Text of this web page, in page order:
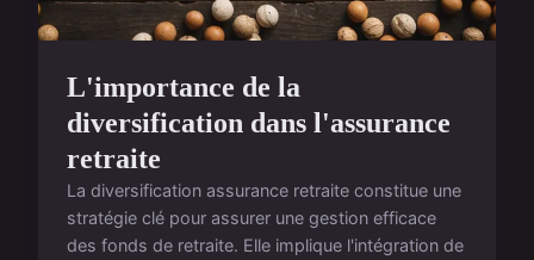
L'importance de la
diversification dans l'assurance
retraite
La diversification assurance retraite constitue une
stratégie clé pour assurer une gestion efficace
des fonds de retraite. Elle implique l'intégration de